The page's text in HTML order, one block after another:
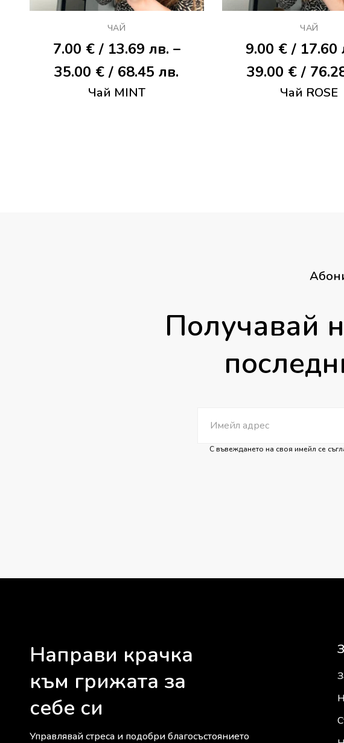
ЧАЙ
7.00 €/ 13.69 лв. –
35.00 €/ 68.45 лв.
Чай MINT
ЧАЙ
9.00 €/ 17.60
39.00 €/
Чай ROSE
Получавай
С въвеждането на своя имейл се
Направи крачка
към грижата за
себе си
Управлявай стреса и подобри благосъстоянието